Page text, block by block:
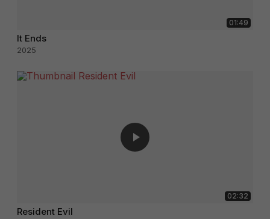
01:49
It Ends
2025
02:32
Resident Evil